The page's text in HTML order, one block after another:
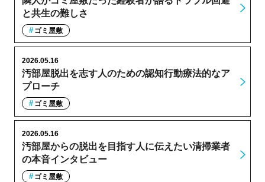
と共生の難しさ
ゴミ屋敷
汚部屋脱出を志す人のための認知行動療法的なア
プローチ
2026.05.16
ゴミ屋敷
汚部屋からの脱出を目指す人に伝えたい清掃業者
の本音インタビュー
2026.05.16
ゴミ屋敷